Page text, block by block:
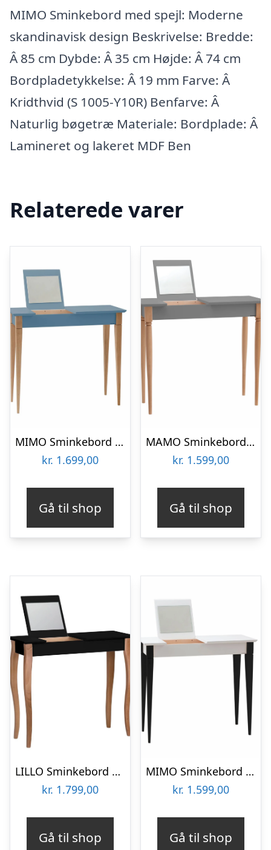
MIMO Sminkebord med spejl: Moderne
skandinavisk design Beskrivelse: Bredde:
Â 85 cm Dybde: Â 35 cm Højde: Â 74 cm
Bordpladetykkelse: Â 19 mm Farve: Â
Kridthvid (S 1005-Y10R) Benfarve: Â
Naturlig bøgetræ Materiale: Bordplade: Â
Lamineret og lakeret MDF Ben
Relaterede varer
MIMO Sminkebord med spejl 85x35cm Gentle Blue
kr. 1.699,00
Gå til shop
MAMO Sminkebord med spejl – 65x35cm Mørkegrå
kr. 1.599,00
Gå til shop
LILLO Sminkebord med spejl 85x35cm Sort
kr. 1.799,00
Gå til shop
MIMO Sminkebord med spejl 65x35cm sorte ben / hvid
kr. 1.599,00
Gå til shop